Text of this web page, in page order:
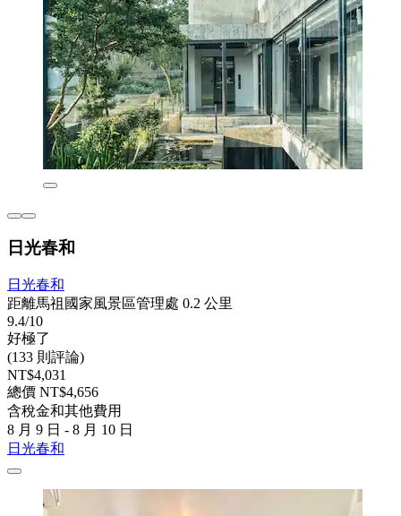
日光春和
日光春和
距離馬祖國家風景區管理處 0.2 公里
9.4/10
好極了
(133 則評論)
NT$4,031
總價 NT$4,656
含稅金和其他費用
8 月 9 日 - 8 月 10 日
日光春和